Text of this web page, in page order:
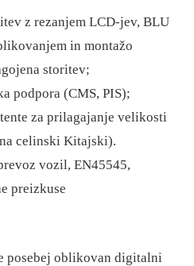
z rezanjem LCD-jev, BLU
in montažo
storitev;
podpora (CMS, PIS);
za prilagajanje velikosti
celinski Kitajski).
vozil, EN45545,
preizkuse
posebej oblikovan digitalni